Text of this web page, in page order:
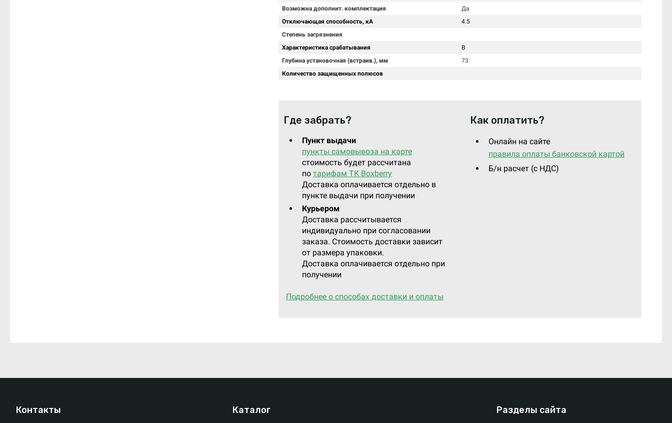
Возможна дополнит. комплектация
Да
Отключающая способность, кА
4.5
Степень загрязнения
Характеристика срабатывания
B
Глубина установочная (встраив.), мм
73
Количество защищенных полюсов
Где забрать?
Пункт выдачи
пункты самовывоза на карте
стоимость будет рассчитана
по тарифам ТК Boxberry
Доставка оплачивается отдельно в
пункте выдачи при получении
Курьером
Доставка рассчитывается
индивидуально при согласовании
заказа. Стоимость доставки зависит
от размера упаковки.
Доставка оплачивается отдельно при
получении
Подробнее о способах доставки и оплаты
Как оплатить?
Онлайн на сайте
правила оплаты банковской картой
Б/н расчет (c НДС)
Контакты Каталог Разделы сайта